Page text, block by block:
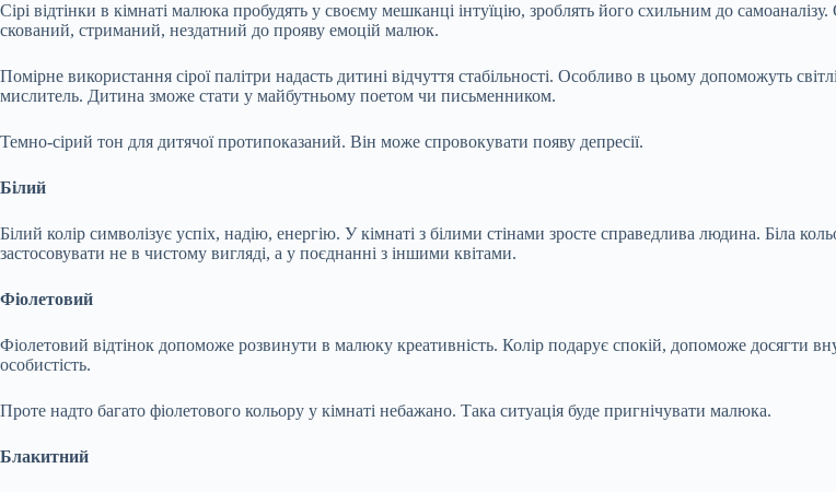
Сірі відтінки в кімнаті малюка пробудять у своєму мешканці інтуїцію, зроблять його схильним до
скований, стриманий, нездатний до прояву емоцій малюк.
Помірне використання сірої палітри надасть дитині відчуття стабільності. Особливо в цьому допоможуть
мислитель. Дитина зможе стати у майбутньому поетом чи письменником.
Темно-сірий тон для дитячої протипоказаний. Він може спровокувати появу депресії.
Білий
Білий колір символізує успіх, надію, енергію. У кімнаті з білими стінами зросте справедлива людина. Біла
застосовувати не в чистому вигляді, а у поєднанні з іншими квітами.
Фіолетовий
Фіолетовий відтінок допоможе розвинути в малюку креативність. Колір подарує спокій, допоможе досягти
особистість.
Проте надто багато фіолетового кольору у кімнаті небажано. Така ситуація буде пригнічувати малюка.
Блакитний